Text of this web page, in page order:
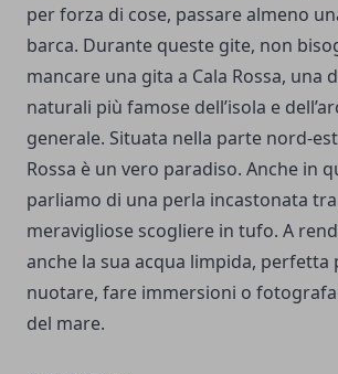
per forza di cose, passare almeno
barca. Durante queste gite, non
mancare una gita a Cala Rossa, una
naturali più famose dell’isola e
generale. Situata nella parte nord-est
Rossa è un vero paradiso. Anche in
parliamo di una perla incastonata
meravigliose scogliere in tufo. A
anche la sua acqua limpida, perfetta
nuotare, fare immersioni o
del mare.